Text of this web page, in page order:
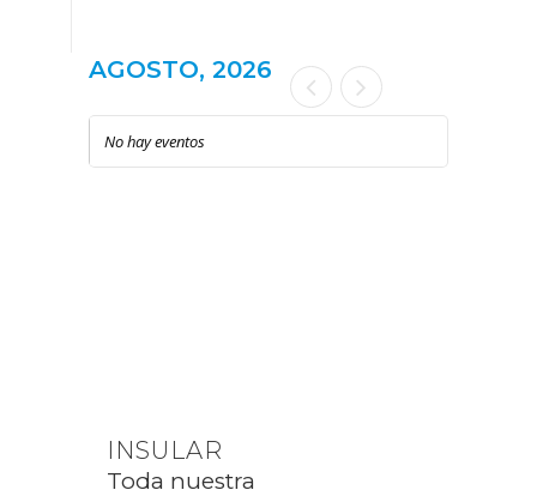
AGOSTO, 2026
No hay eventos
INSULAR
Toda nuestra